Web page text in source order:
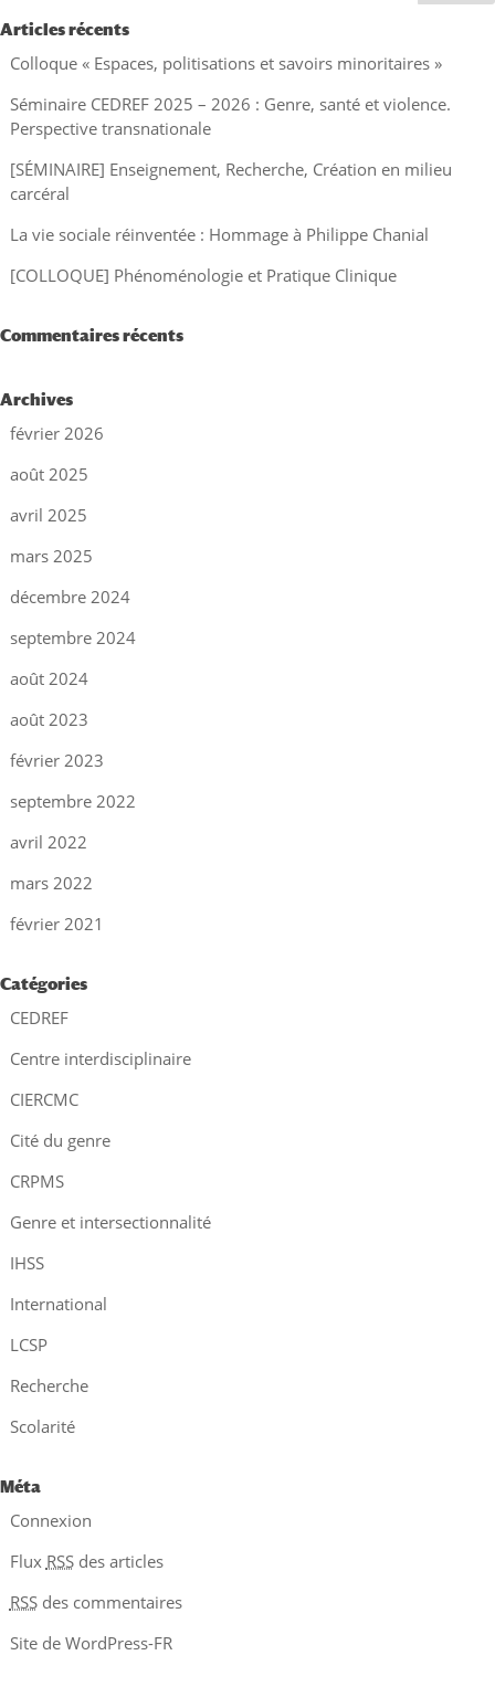
Articles récents
Colloque « Espaces, politisations et savoirs minoritaires »
Séminaire CEDREF 2025 – 2026 : Genre, santé et violence.
Perspective transnationale
[SÉMINAIRE] Enseignement, Recherche, Création en milieu
carcéral
La vie sociale réinventée : Hommage à Philippe Chanial
[COLLOQUE] Phénoménologie et Pratique Clinique
Commentaires récents
Archives
février 2026
août 2025
avril 2025
mars 2025
décembre 2024
septembre 2024
août 2024
août 2023
février 2023
septembre 2022
avril 2022
mars 2022
février 2021
Catégories
CEDREF
Centre interdisciplinaire
CIERCMC
Cité du genre
CRPMS
Genre et intersectionnalité
IHSS
International
LCSP
Recherche
Scolarité
Méta
Connexion
Flux RSSdes articles
RSSdes commentaires
Site de WordPress-FR